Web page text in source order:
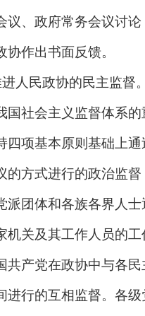
议、政府常务会议讨论
作出书面反馈。
民政协的民主监督
国社会主义监督体系
四项基本原则基础上通
的方式进行的政治监督
派团体和各族各界人
机关及其工作人员的工
共产党在政协中与各民
进行的互相监督。各级